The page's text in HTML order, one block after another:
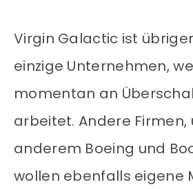
Virgin Galactic ist
einzige Unternehmen,
momentan an
arbeitet. Andere Firmen,
anderem Boeing und
wollen ebenfalls eigene